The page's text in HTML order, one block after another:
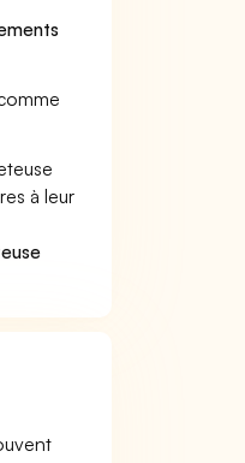
à leur